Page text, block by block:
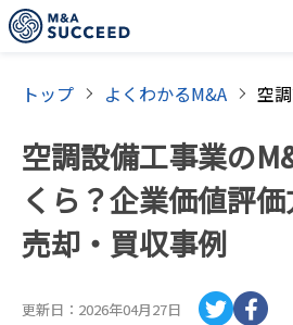
トップ よくわかるM&A
空調設備工事業の
くら？企業価値評
売却・買収事例
更新日： 2026年04月27日